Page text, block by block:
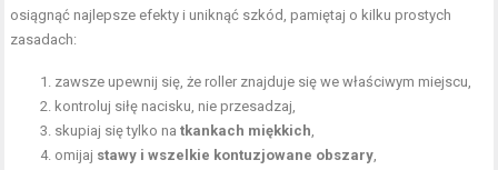
osiągnąć najlepsze efekty i uniknąć szkód, pamiętaj o kilku prostych
zasadach:
zawsze upewnij się, że roller znajduje się we właściwym miejscu,
kontroluj siłę nacisku, nie przesadzaj,
skupiaj się tylko natkankach miękkich
omijaj stawy i wszelkie kontuzjowane obszary